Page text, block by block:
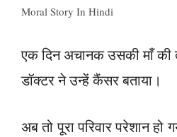
Moral Story In Hindi
एक दिन अचानक उसकी माँ की
डॉक्टर ने उन्हें कैंसर बताया।
अब तो पूरा परिवार परेशान